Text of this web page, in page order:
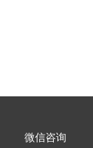
微信咨询